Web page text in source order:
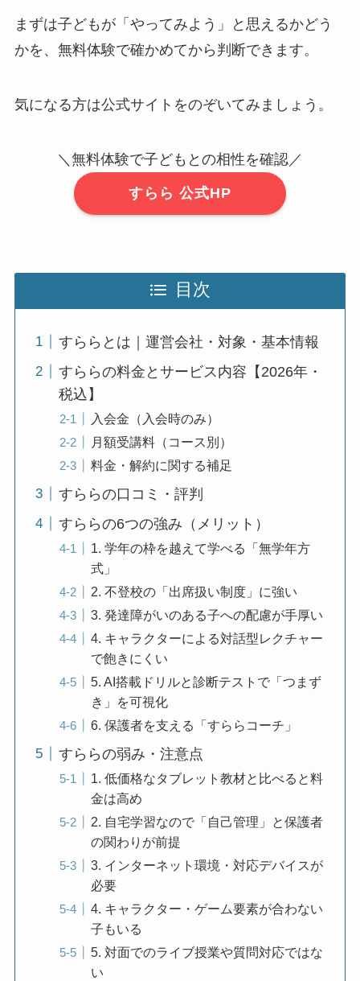
まずは子どもが「やってみよう」と思えるかどう
かを、無料体験で確かめてから判断できます。
気になる方は公式サイトをのぞいてみましょう。
＼無料体験で子どもとの相性を確認／
すらら 公式HP
目次
すららとは｜運営会社・対象・基本情報
すららの料金とサービス内容【2026年・
税込】
入会金（入会時のみ）
月額受講料（コース別）
料金・解約に関する補足
すららの口コミ・評判
すららの6つの強み（メリット）
1. 学年の枠を越えて学べる「無学年方
式」
2. 不登校の「出席扱い制度」に強い
3. 発達障がいのある子への配慮が手厚い
4. キャラクターによる対話型レクチャー
で飽きにくい
5. AI搭載ドリルと診断テストで「つまず
き」を可視化
6. 保護者を支える「すららコーチ」
すららの弱み・注意点
1. 低価格なタブレット教材と比べると料
金は高め
2. 自宅学習なので「自己管理」と保護者
の関わりが前提
3. インターネット環境・対応デバイスが
必要
4. キャラクター・ゲーム要素が合わない
子もいる
5. 対面でのライブ授業や質問対応ではな
い